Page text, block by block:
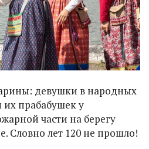
девушки в народных
прабабушек у
части на берегу
Словно лет 120 не прошло!